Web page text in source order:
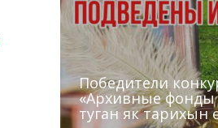
Победители
«Архивные фонды
туган як тарихын
Архивисты
Госархива
Сотрудники
Эхо веков»
(КХТИ)
«Мир архивов